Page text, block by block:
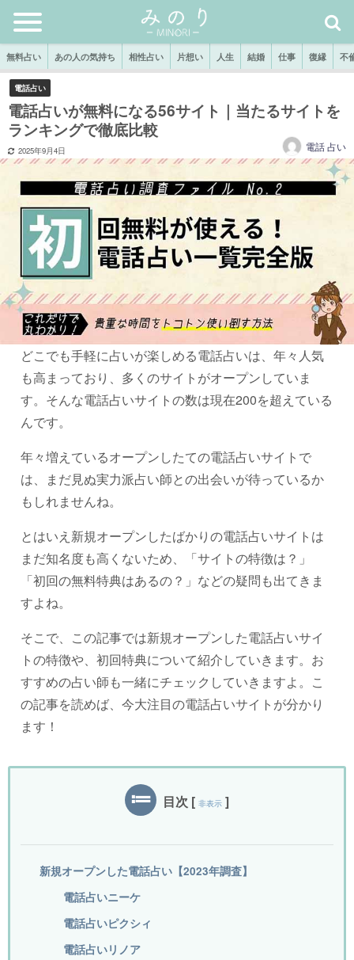
無料占い あの人の気持ち 相性占い 片想い 人生 結婚 仕事 復縁 不
電話占い
電話占いが無料になる56サイト｜当たるサイトを
ランキングで徹底比較
2025年9月4日 電話 占い
どこでも手軽に占いが楽しめる電話占いは、年々人気
も高まっており、多くのサイトがオープンしていま
す。そんな電話占いサイトの数は現在200を超えている
んです。
年々増えているオープンしたての電話占いサイトで
は、まだ見ぬ実力派占い師との出会いが待っているか
もしれませんね。
とはいえ新規オープンしたばかりの電話占いサイトは
まだ知名度も高くないため、「サイトの特徴は？」
「初回の無料特典はあるの？」などの疑問も出てきま
すよね。
そこで、この記事では新規オープンした電話占いサイ
トの特徴や、初回特典について紹介していきます。お
すすめの占い師も一緒にチェックしていきますよ。こ
の記事を読めば、今大注目の電話占いサイトが分かり
ます！
目次 [ 非表示 ]
新規オープンした電話占い【2023年調査】
電話占いニーケ
電話占いピクシィ
電話占いリノア